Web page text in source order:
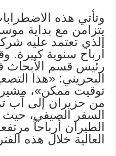
وتأتي هذه
يتزامن مع بداية
الذي تعتمد عليه
أرباح سنوية كبيرة.
رئيس قسم الأبحاث
البحريني: «هذا
توقيت ممكن»،
من حزيران إلى آب
السفر الصيفي،
الطيران أرباحاً
العالية خلال هذه